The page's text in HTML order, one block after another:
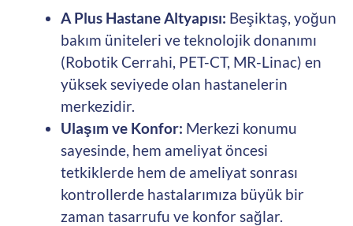
A Plus Hastane Altyapısı: Beşiktaş, yoğun
bakım üniteleri ve teknolojik donanımı
(Robotik Cerrahi, PET-CT, MR-Linac) en
yüksek seviyede olan hastanelerin
merkezidir.
Ulaşım ve Konfor: Merkezi konumu
sayesinde, hem ameliyat öncesi
tetkiklerde hem de ameliyat sonrası
kontrollerde hastalarımıza büyük bir
zaman tasarrufu ve konfor sağlar.